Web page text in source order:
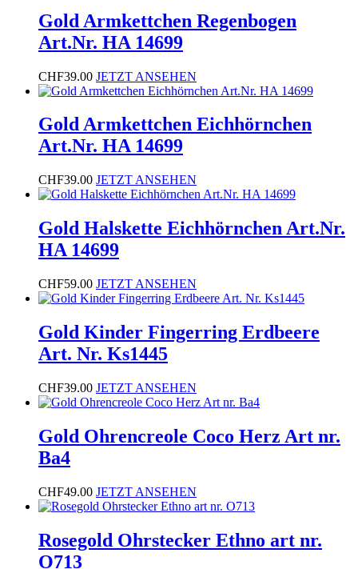
Gold Armkettchen Regenbogen
Art.Nr. HA 14699
CHF39.00 JETZT ANSEHEN
Gold Armkettchen Eichhörnchen
Art.Nr. HA 14699
CHF39.00 JETZT ANSEHEN
Gold Halskette Eichhörnchen Art.Nr.
HA 14699
CHF59.00 JETZT ANSEHEN
Gold Kinder Fingerring Erdbeere
Art. Nr. Ks1445
CHF39.00 JETZT ANSEHEN
Gold Ohrencreole Coco Herz Art nr.
Ba4
CHF49.00 JETZT ANSEHEN
Rosegold Ohrstecker Ethno art nr.
O713